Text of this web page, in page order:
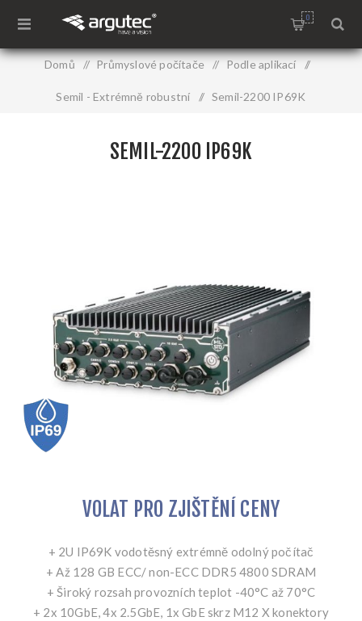
0
Domů / Průmyslové počítače / Podle aplikací /
Semil - Extrémně robustní / Semil-2200 IP69K
SEMIL-2200 IP69K
VOLAT PRO ZJIŠTĚNÍ CENY
+ 2U IP69K vodotěsný extrémně odolný počítač
+ Až 128 GB ECC/ non-ECC DDR5 4800 SDRAM
+ Široký rozsah provozních teplot -40°C až 70°C
+ 2x 10GbE, 4x 2.5GbE, 1x GbE skrz M12 X konektory